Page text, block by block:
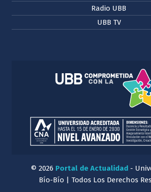
Radio UBB
UBB TV
© 2026 Portal de Actualidad-
Bío-Bío | Todos Los Derechos